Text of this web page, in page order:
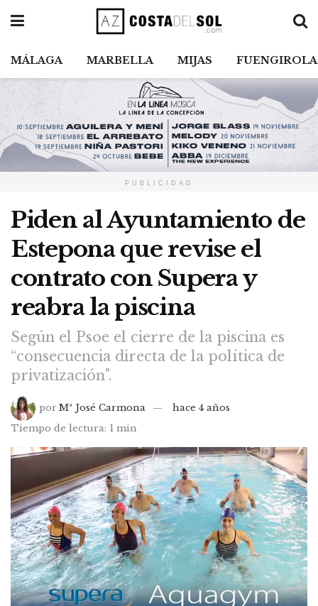
MÁLAGA MARBELLA MIJAS FUENGIROLA
PUBLICIDAD
Piden al Ayuntamiento de
Estepona que revise el
contrato con Supera y
reabra la piscina
Según el Psoe el cierre de la piscina es
“consecuencia directa de la política de
privatización".
por Mª José Carmona
hace 4 años
Tiempo de lectura: 1 min